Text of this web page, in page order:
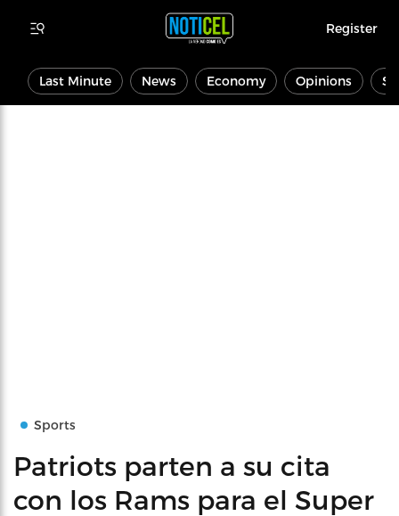
Register
Last Minute News Economy Opinions
Sports
Patriots parten a su cita
con los Rams para el Super